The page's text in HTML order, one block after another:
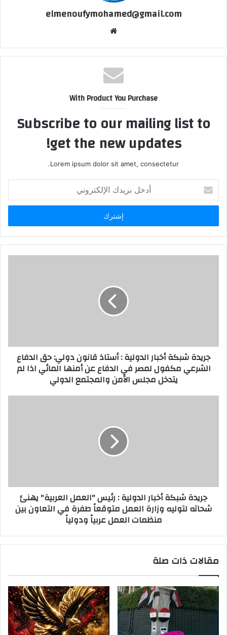
elmenoufymohamed@gmail.com
With Product You Purchase
Subscribe to our mailing list to
get the new updates!
Lorem ipsum dolor sit amet, consectetur.
بريدك
الإلكتروني
جريدة شبكة أخبار الدولية : أستاذ قانون دولي: حق الدفاع
الشرعي مكفول لمصر في الدفاع عن أمنها المائي اذا لم
يتدخل مجلس الأمن والمجتمع الدولي
جريدة شبكة أخبار الدولية : رئيس "العمل العربية" يهنئ
شحاته لتوليه وزارة العمل متوقعاً طفرة في التعاون بين
منظمات العمل عربياً ودولياً
مقالات ذات صلة